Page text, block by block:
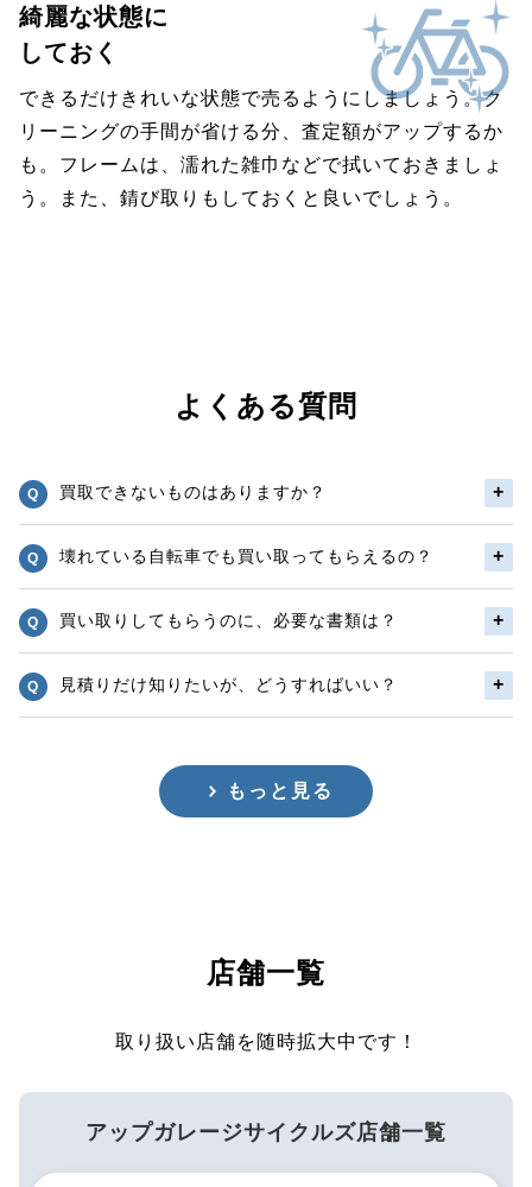
綺麗な状態に
しておく
できるだけきれいな状態で売るようにしましょう。ク
リーニングの手間が省ける分、査定額がアップするか
も。フレームは、濡れた雑巾などで拭いておきましょ
う。また、錆び取りもしておくと良いでしょう。
よくある質問
買取できないものはありますか？
壊れている自転車でも買い取ってもらえるの？
買い取りしてもらうのに、必要な書類は？
見積りだけ知りたいが、どうすればいい？
もっと見る
店舗一覧
取り扱い店舗を随時拡大中です！
アップガレージサイクルズ店舗一覧